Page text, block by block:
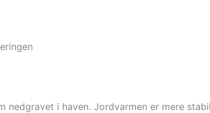
nedgravet i haven. Jordvarmen er mere